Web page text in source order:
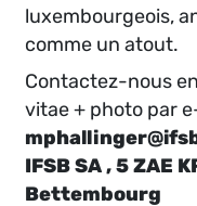
luxembourgeois,
comme un atout.
Contactez-nous
vitae + photo par
IFSB SA , 5 ZAE
Bettembourg